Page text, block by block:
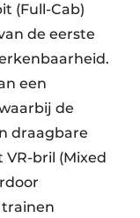
(Full-Cab)
de eerste
een
de
draagbare
bril (Mixed